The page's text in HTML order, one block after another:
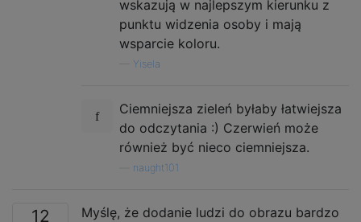
wskazują w najlepszym kierunku z
punktu widzenia osoby i mają
wsparcie koloru.
Yisela
Ciemniejsza zieleń byłaby łatwiejsza
do odczytania :) Czerwień może
również być nieco ciemniejsza.
naught101
12
Myślę, że dodanie ludzi do obrazu bardzo